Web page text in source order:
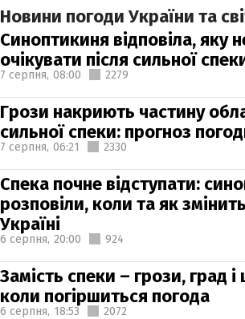
Новини погоди України та
Синоптикиня відповіла, яку
очікувати після сильної
7 серпня, 08:00 2279
Грози накриють частину
сильної спеки: прогноз
7 серпня, 06:21 2330
Спека почне відступати:
розповіли, коли та як
Україні
6 серпня, 20:00 924
Замість спеки – грози, град і
коли погіршиться погода
6 серпня, 18:53 2072